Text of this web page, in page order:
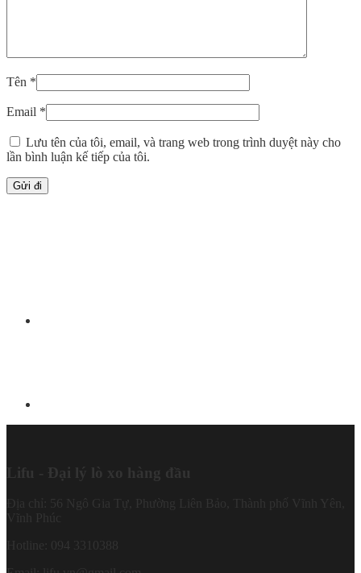
Tên *
Email *
Lưu tên của tôi, email, và trang web trong trình duyệt này cho
lần bình luận kế tiếp của tôi.
Lifu - Đại lý lò xo hàng đầu
Địa chỉ: 56 Ngô Gia Tự, Phường Liên Bảo, Thành phố Vĩnh Yên,
Hotline: 094 3310388